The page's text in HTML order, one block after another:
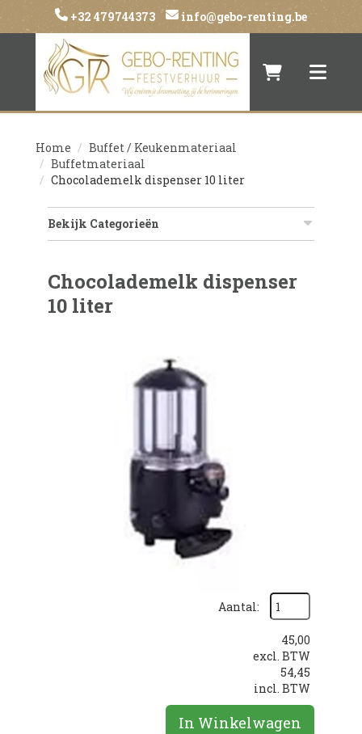
+32 479744373 info@gebo-renting.be
Naar Toggle
Home
Buffet / Keukenmateriaal
Buffetmateriaal
Chocolademelk dispenser 10 liter
Bekijk Categorieën
Chocolademelk dispenser
10 liter
Aantal:
45,00
excl. BTW
54,45
incl. BTW
In Winkelwagen